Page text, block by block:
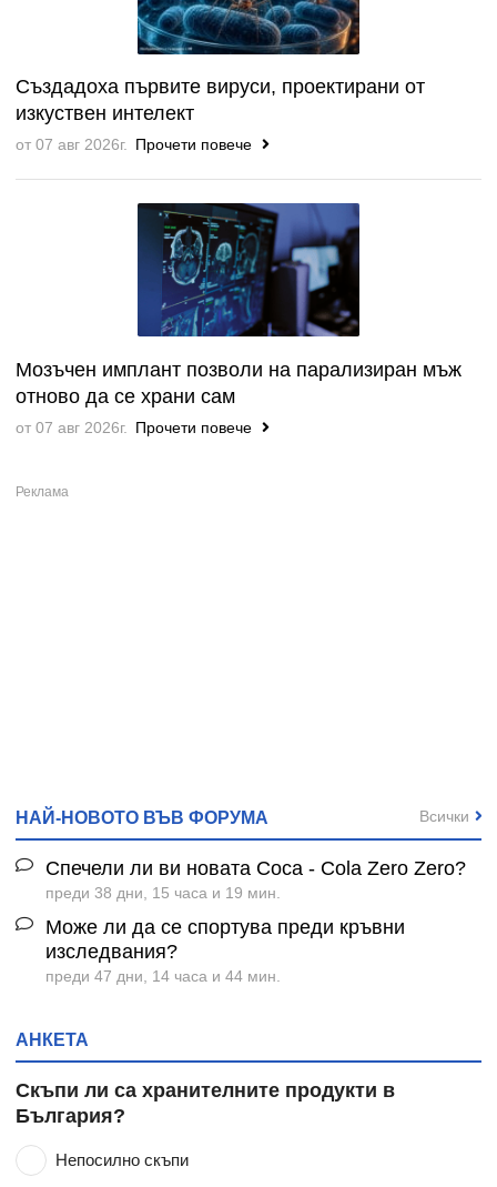
Създадоха първите вируси, проектирани от
изкуствен интелект
от 07 авг 2026г. Прочети повече
Мозъчен имплант позволи на парализиран мъж
отново да се храни сам
от 07 авг 2026г. Прочети повече
НАЙ-НОВОТО ВЪВ ФОРУМА
Спечели ли ви новата Coca - Cola Zero Zero?
преди 38 дни, 15 часа и 19 мин.
Може ли да се спортува преди кръвни
изследвания?
преди 47 дни, 14 часа и 44 мин.
Всички
АНКЕТА
Скъпи ли са хранителните продукти в
България?
Непосилно скъпи